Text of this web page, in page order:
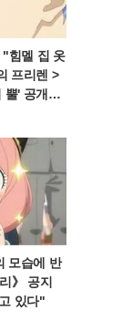
힘멜 집 옷
프리렌 >
뿔' 공개에
모습에 반
》 공지
있다"